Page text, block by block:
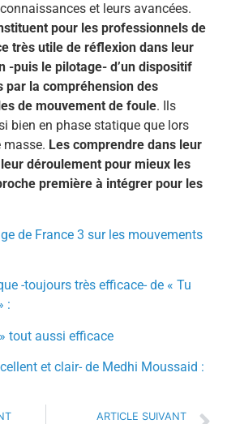
et leurs avancées.
pour les professionnels de
très utile de réflexion dans leur
-puis le pilotage- d’un dispositif
par la compréhension des
de mouvement de foule. Ils
bien en phase statique que lors
masse. Les comprendre dans leur
déroulement pour mieux les
première à intégrer pour les
de France 3 sur les mouvements
-toujours très efficace- de « Tu
:
tout aussi efficace
et clair- de Medhi Moussaid :
ARTICLE SUIVANT